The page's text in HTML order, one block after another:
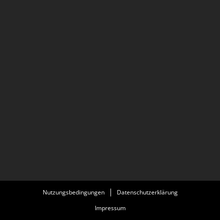
Nutzungsbedingungen
Datenschutzerklärung
Impressum